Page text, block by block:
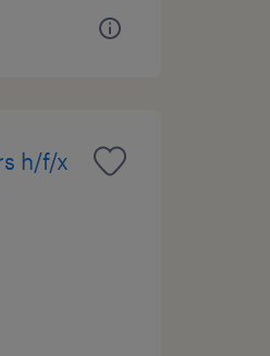
h/f/x